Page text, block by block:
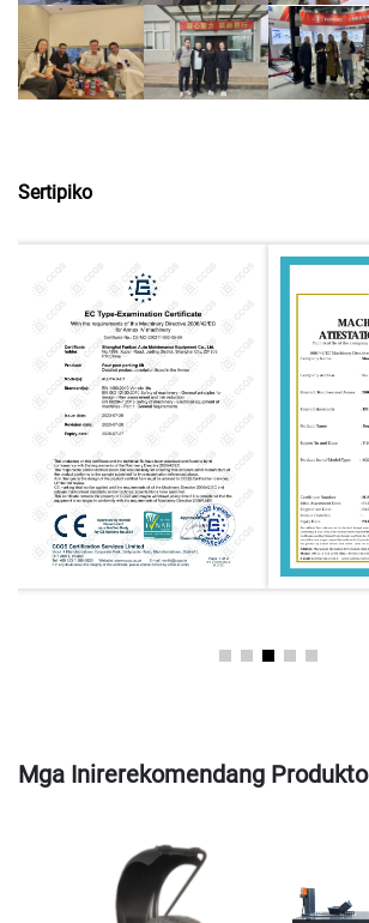
Sertipiko
Mga Inirerekomendang Produkto